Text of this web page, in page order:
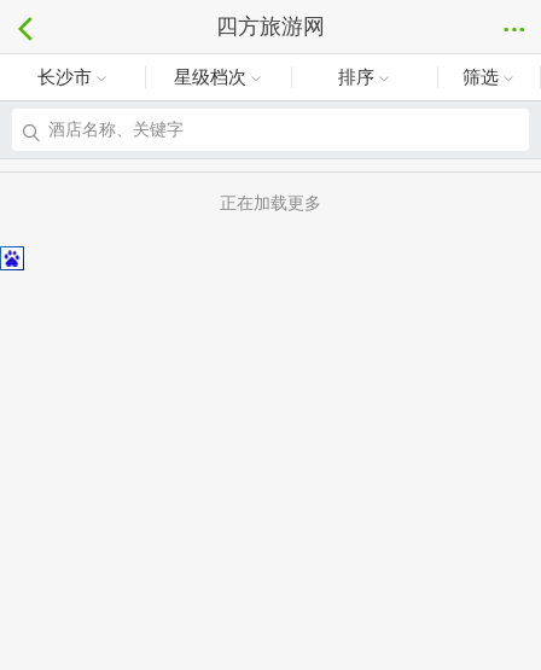
四方旅游网
长沙市 星级档次 排序 筛选
酒店名称、关键字
正在加载更多